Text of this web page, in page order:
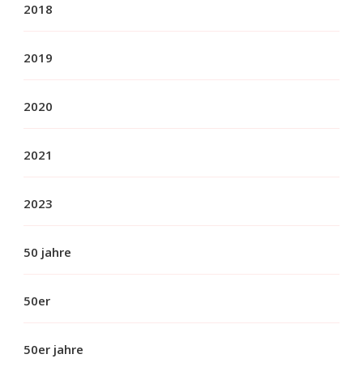
2018
2019
2020
2021
2023
50 jahre
50er
50er jahre